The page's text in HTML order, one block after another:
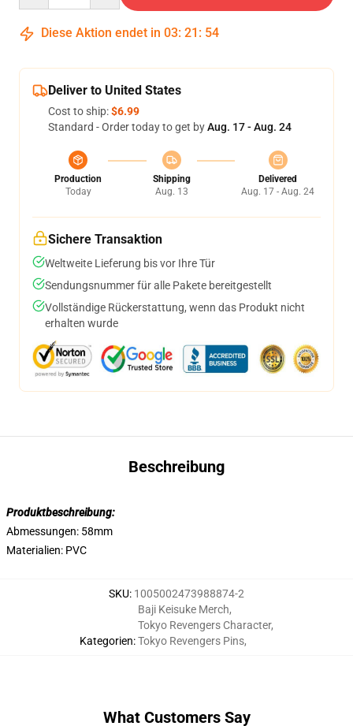
Diese Aktion endet in 03: 21 : 54
Deliver to United States
Cost to ship:$6.99
Standard - Order today to get byAug. 17 - Aug. 24
Production
Today
Shipping
Aug. 13
Delivered
Aug. 17 - Aug. 24
Sichere Transaktion
Weltweite Lieferung bis vor Ihre Tür
Sendungsnummer für alle Pakete bereitgestellt
Vollständige Rückerstattung, wenn das Produkt nicht
erhalten wurde
Beschreibung
Produktbeschreibung:
Abmessungen: 58mm
Materialien: PVC
SKU: 1005002473988874-2
Kategorien:
Baji Keisuke Merch,
Tokyo Revengers Character,
Tokyo Revengers Pins,
What Customers Say